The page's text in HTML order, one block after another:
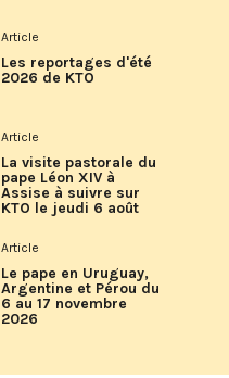
Article
Les reportages d'été
2026 de KTO
Article
La visite pastorale du
pape Léon XIV à
Assise à suivre sur
KTO le jeudi 6 août
Article
Le pape en Uruguay,
Argentine et Pérou du
6 au 17 novembre
2026